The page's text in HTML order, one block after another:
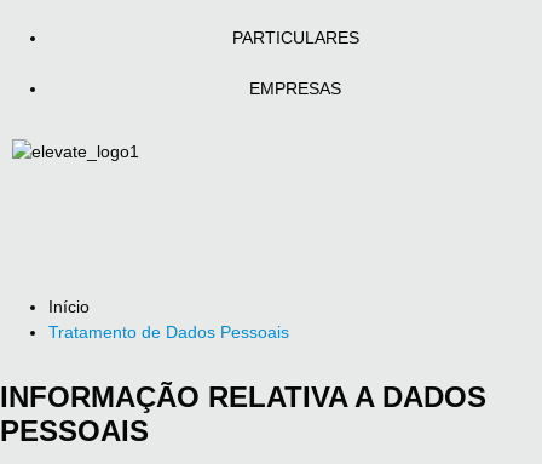
PARTICULARES
EMPRESAS
Início
Tratamento de Dados Pessoais
INFORMAÇÃO RELATIVA A DADOS
PESSOAIS